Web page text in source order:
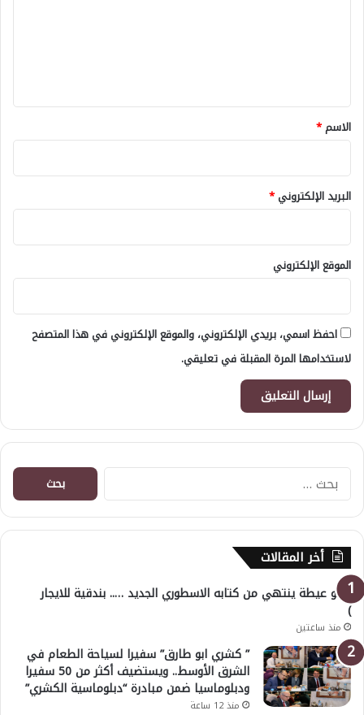
*
الاسم*
البريد الإلكتروني*
الموقع الإلكتروني
احفظ اسمي، بريدي الإلكتروني، والموقع الإلكتروني في هذا المتصفح
لاستخدامها المرة المقبلة في تعليقي.
البحث
عن:
أخر المقالات
( أبو عيطة ينتهي من كتابه الاسطوري الجديد ….. بندقية للايجار
)
منذ ساعتين
” كشري ابو طارق” سفيرا لسياحة الطعام في
الشرق الأوسط.. ويستضيف أكثر من 50 سفيرا
ودبلوماسيا ضمن مبادرة “دبلوماسية الكشري”
منذ 12 ساعة